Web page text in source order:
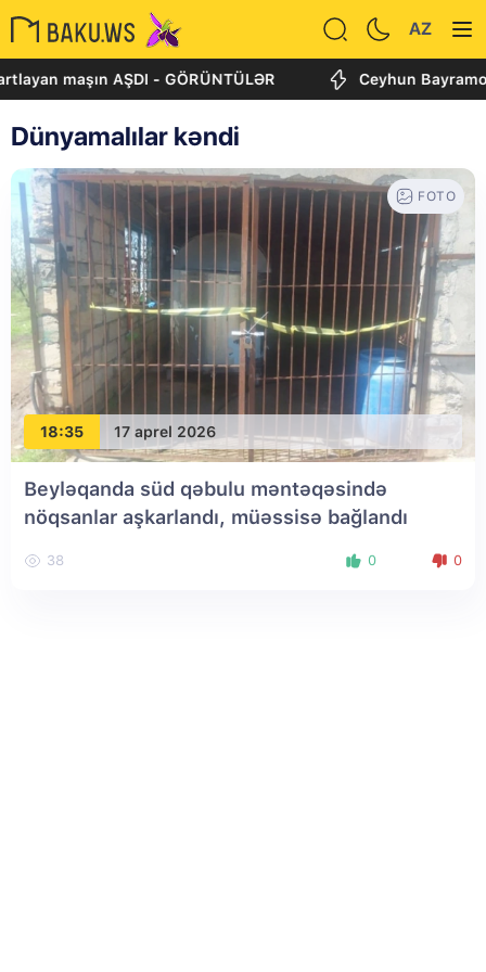
AZ
maşın AŞDI - GÖRÜNTÜLƏR Ceyhun
Dünyamalılar kəndi
18:35 17 aprel 2026
FOTO
Beyləqanda süd qəbulu məntəqəsində
nöqsanlar aşkarlandı, müəssisə bağlandı
38 0 0